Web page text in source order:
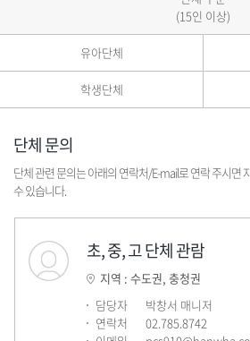
(15인 이상)
유아단체
학생단체
단체 문의
단체 관련 문의는 아래의 연락처/E-mail로 연락 주시면
수 있습니다.
초, 중, 고 단체 관람
지역 : 수도권, 충청권
담당자
박창서 매니저
연락처
02.785.8742